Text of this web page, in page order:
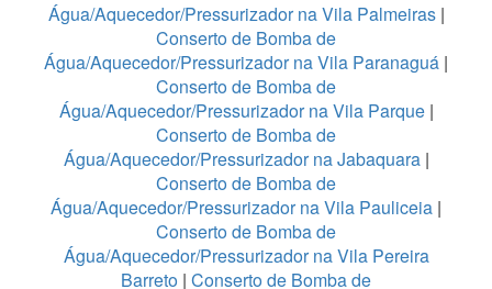
Água/Aquecedor/Pressurizador na Vila Palmeiras|
Conserto de Bomba de
Água/Aquecedor/Pressurizador na Vila Paranaguá |
Conserto de Bomba de
Água/Aquecedor/Pressurizador na Vila Parque|
Conserto de Bomba de
Água/Aquecedor/Pressurizador na Jabaquara|
Conserto de Bomba de
Água/Aquecedor/Pressurizador na Vila Pauliceia |
Conserto de Bomba de
Água/Aquecedor/Pressurizador na Vila Pereira
Barreto | Conserto de Bomba de